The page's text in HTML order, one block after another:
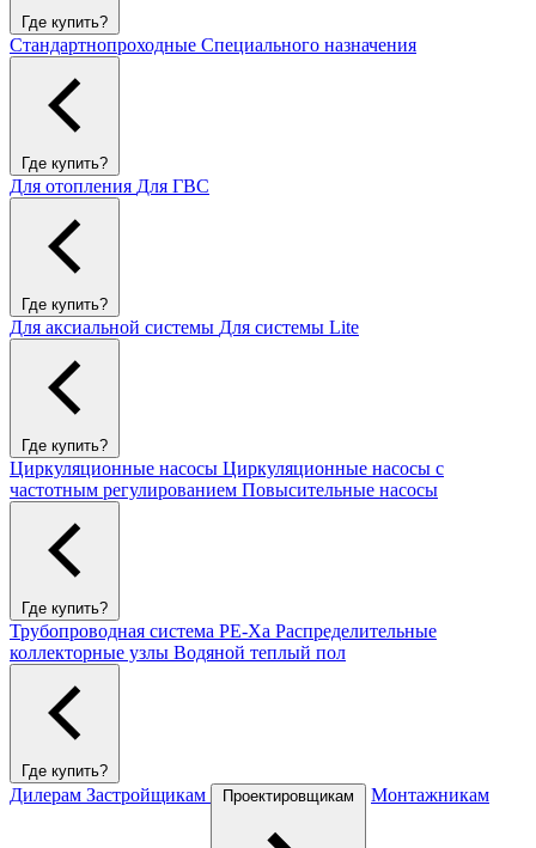
Где купить?
Стандартнопроходные Специального назначения
Где купить?
Для отопления Для ГВС
Где купить?
Для аксиальной системы Для системы Lite
Где купить?
Циркуляционные насосы Циркуляционные насосы с
частотным регулированием Повысительные насосы
Где купить?
Трубопроводная система PE-Xa Распределительные
коллекторные узлы Водяной теплый пол
Где купить?
Дилерам Застройщикам Проектировщикам Монтажникам